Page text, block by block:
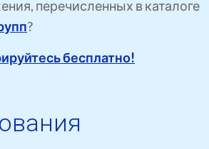
перечисленных в каталоге
?
бесплатно!